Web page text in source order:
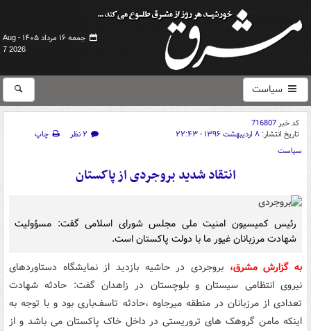
جمعه ۱۶ مرداد ۱۴۰۵ -
Aug
7 2026
سیاست
کد خبر716807
تاریخ انتشار: ۸ اردیبهشت ۱۳۹۶ - ۲۲:۴۳ ۲ نظر
چاپ
سیاست
انتقاد شدید بروجردی از پاکستان
رئیس کمیسیون امنیت ملی مجلس شورای اسلامی گفت: مسؤولیت
شهادت مرزبانان غیور ما با دولت پاکستان است.
به گزارش مشرق، بروجردی در حاشیه بازدید از نمایشگاه دستاوردهای
نیروی انتظامی سیستان و بلوچستان در زاهدان گفت: حادثه شهادت
تعدادی از مرزبانان در منطقه میرجاوه ،حادثه تاسف‌باری بود و با توجه به
اینکه مامن گروهک های تروریستی در داخل خاک پاکستان می باشد و از